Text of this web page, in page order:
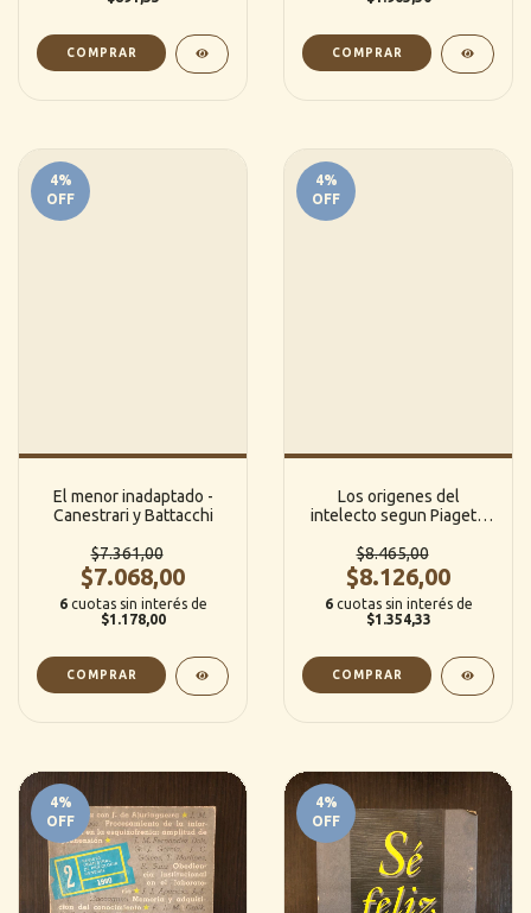
4%
OFF
El menor inadaptado -
Canestrari y Battacchi
$7.361,00
$7.068,00
6 cuotas sin interés de
$1.178,00
4%
OFF
Los origenes del
intelecto segun Piaget -
$8.465,00
$8.126,00
6 cuotas sin interés de
$1.354,33
4%
OFF
4%
OFF